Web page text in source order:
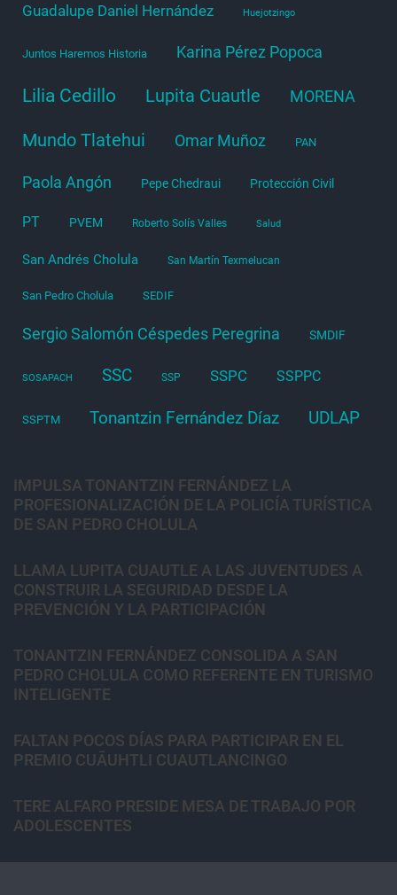
Guadalupe Daniel Hernández Huejotzingo
Juntos Haremos Historia Karina Pérez Popoca
Lilia Cedillo Lupita Cuautle MORENA
Mundo Tlatehui Omar Muñoz PAN
Paola Angón Pepe Chedraui Protección Civil
PT PVEM Roberto Solís Valles Salud
San Andrés Cholula San Martín Texmelucan
San Pedro Cholula SEDIF
Sergio Salomón Céspedes Peregrina SMDIF
SOSAPACH SSC SSP SSPC SSPPC
SSPTM Tonantzin Fernández Díaz UDLAP
IMPULSA TONANTZIN FERNÁNDEZ LA
PROFESIONALIZACIÓN DE LA POLICÍA TURÍSTICA
DE SAN PEDRO CHOLULA
LLAMA LUPITA CUAUTLE A LAS JUVENTUDES A
CONSTRUIR LA SEGURIDAD DESDE LA
PREVENCIÓN Y LA PARTICIPACIÓN
TONANTZIN FERNÁNDEZ CONSOLIDA A SAN
PEDRO CHOLULA COMO REFERENTE EN TURISMO
INTELIGENTE
FALTAN POCOS DÍAS PARA PARTICIPAR EN EL
PREMIO CUĀUHTLI CUAUTLANCINGO
TERE ALFARO PRESIDE MESA DE TRABAJO POR
ADOLESCENTES